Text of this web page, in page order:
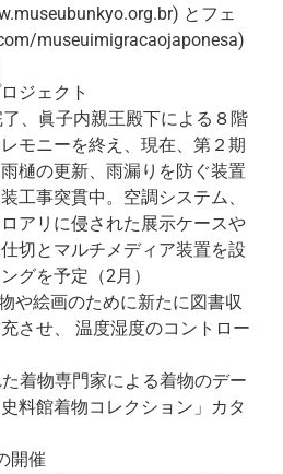
とフェ
museuimigracaojaponesa)
ジェクト
、眞子内親王殿下による８階
モニーを終え、現在、第２期
樋の更新、雨漏りを防ぐ装置
工事突貫中。空調システム、
アリに侵された展示ケースや
切とマルチメディア装置を設
グを予定（2月）
や絵画のために新たに図書収
させ、 温度湿度のコントロー
着物専門家による着物のデー
料館着物コレクション」カタ
開催